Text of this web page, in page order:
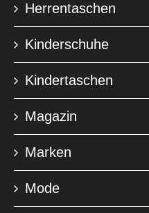
Herrentaschen
Kinderschuhe
Kindertaschen
Magazin
Marken
Mode